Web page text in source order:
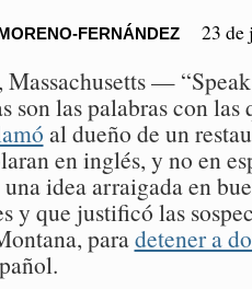
FERNÁNDEZ 23 de
—
son las palabras con las
al dueño de un
en inglés, y no en
idea arraigada en
y que justificó las
paradetener a